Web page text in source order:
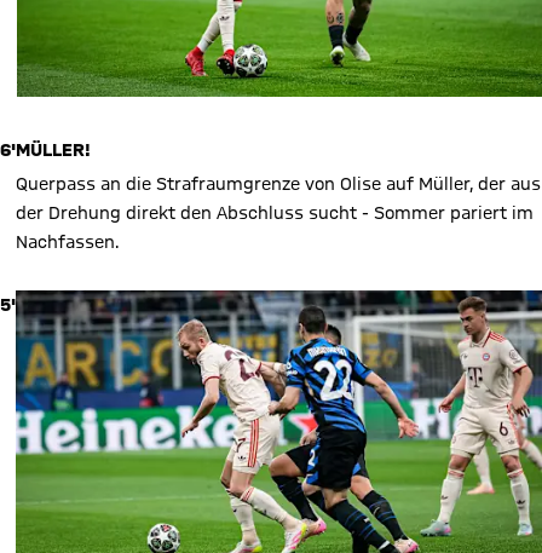
6'MÜLLER!
Querpass an die Strafraumgrenze von Olise auf Müller, der aus
der Drehung direkt den Abschluss sucht - Sommer pariert im
Nachfassen.
5'